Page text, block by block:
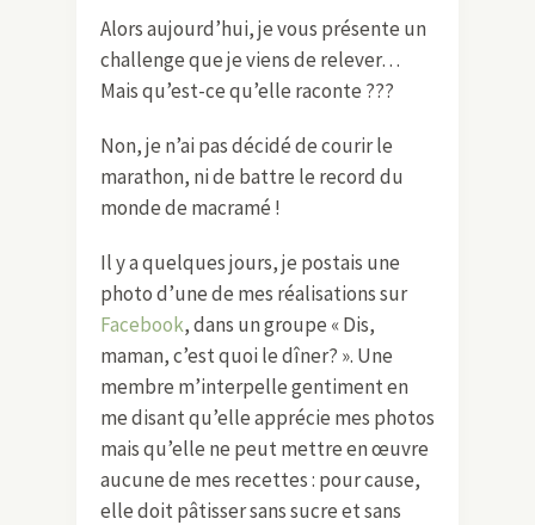
Alors aujourd’hui, je vous présente un
challenge que je viens de relever…
Mais qu’est-ce qu’elle raconte ???
Non, je n’ai pas décidé de courir le
marathon, ni de battre le record du
monde de macramé !
Il y a quelques jours, je postais une
photo d’une de mes réalisations sur
Facebook, dans un groupe « Dis,
maman, c’est quoi le dîner? ». Une
membre m’interpelle gentiment en
me disant qu’elle apprécie mes photos
mais qu’elle ne peut mettre en œuvre
aucune de mes recettes : pour cause,
elle doit pâtisser sans sucre et sans